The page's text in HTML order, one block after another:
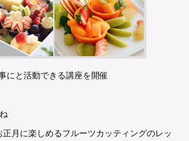
にと活動できる講座を開催
月に楽しめるフルーツカッティングのレッ